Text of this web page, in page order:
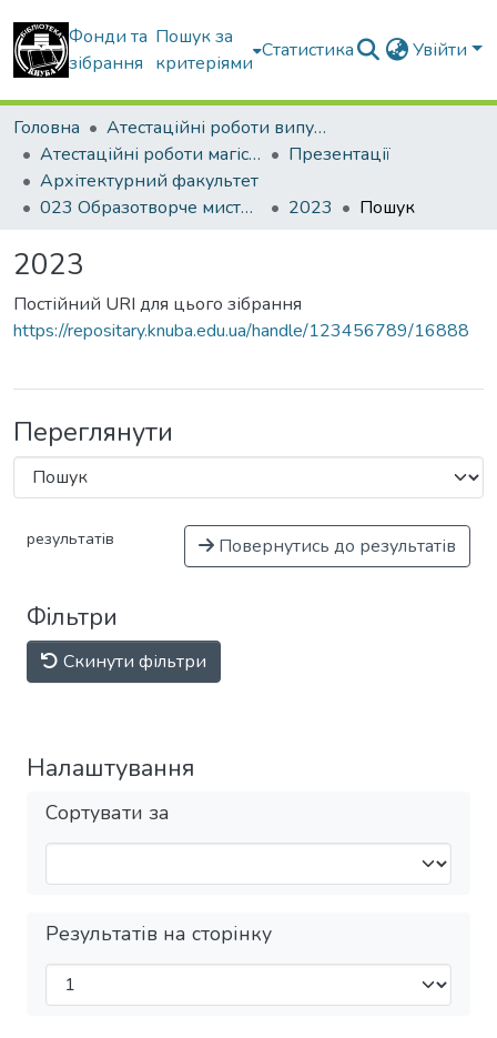
Фонди та
зібрання
Пошук за
критеріями
Статистика Увійти
Головна
Атестаційні роботи випускників
Атестаційні роботи магістрів
Презентації
Архітектурний факультет
023 Образотворче мистецтво, декор. мистецтво, реставрація. Художньо-декоративне оздоблення інтер’єру
2023 Пошук
2023
Постійний URI для цього зібрання
https://repositary.knuba.edu.ua/handle/123456789/16888
Переглянути
результатів Повернутись до результатів
Фільтри
Скинути фільтри
Налаштування
Сортувати за
Результатів на сторінку